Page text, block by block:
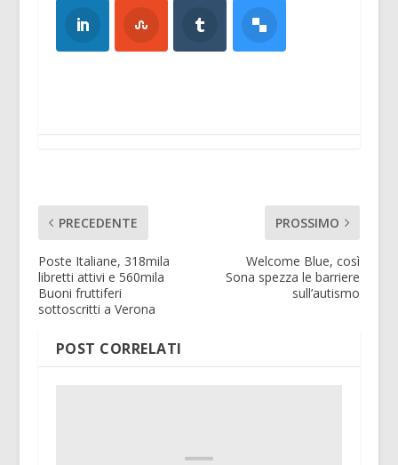
PRECEDENTE
Poste Italiane, 318mila
libretti attivi e 560mila
Buoni fruttiferi
sottoscritti a Verona
PROSSIMO
Welcome Blue, così
Sona spezza le barriere
sull’autismo
POST CORRELATI